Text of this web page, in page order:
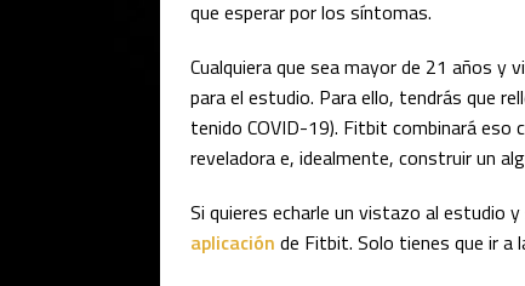
que esperar por los síntomas.
Cualquiera que sea mayor de 21 años y
para el estudio. Para ello, tendrás que
tenido COVID-19). Fitbit combinará eso
reveladora e, idealmente, construir un
Si quieres echarle un vistazo al estudio
aplicación de Fitbit. Solo tienes que ir a